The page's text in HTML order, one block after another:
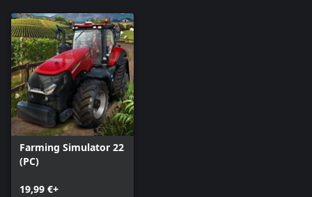
Farming Simulator 22
(PC)
19,99 €+